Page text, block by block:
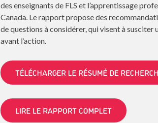
des enseignants de FLS et l’apprentissage
Canada. Le rapport propose des
de questions à considérer, qui visent à susciter
avant l’action.
TÉLÉCHARGER LE RÉSUMÉ DE
LIRE LE RAPPORT COMPLET